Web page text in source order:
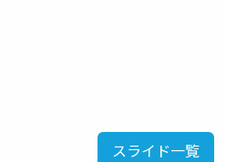
スライド一覧